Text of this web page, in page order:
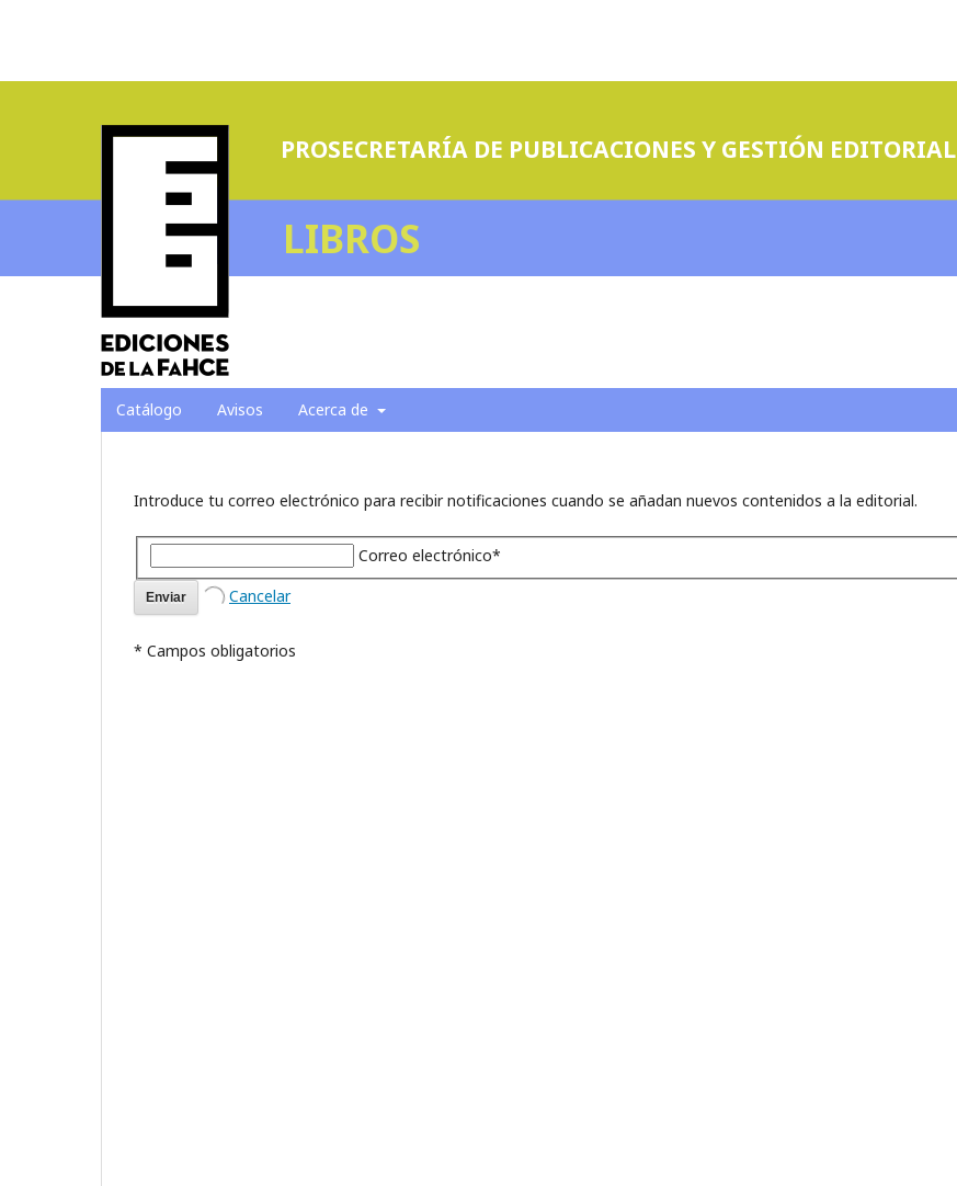
PROSECRETARÍA DE PUBLICACIONES Y GESTIÓN EDITORIAL
LIBROS
Catálogo Avisos Acerca de
Introduce tu correo electrónico para recibir notificaciones cuando se añadan nuevos contenidos a la editorial.
Correo electrónico*
Enviar Cancelar
* Campos obligatorios